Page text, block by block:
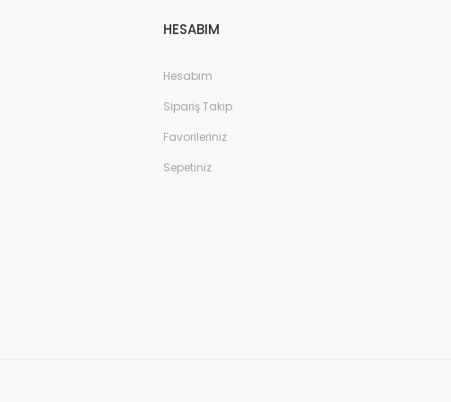
HESABIM
Hesabım
Sipariş Takip
Favorileriniz
Sepetiniz